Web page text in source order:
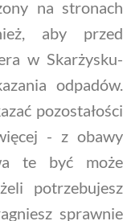
na stronach
aby przed
w Skarżysku-
odpadów.
pozostałości
- z obawy
te być może
potrzebujesz
sprawnie